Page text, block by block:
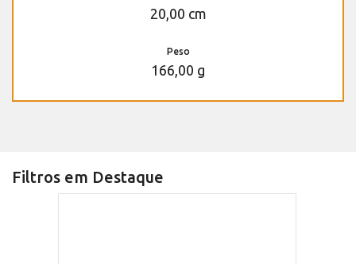
20,00 cm
Peso
166,00 g
Filtros em Destaque